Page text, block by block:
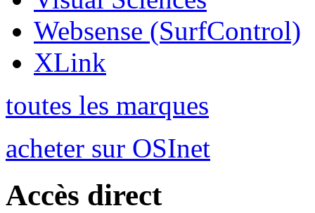
Websense (SurfControl)
XLink
toutes les marques
acheter sur OSInet
Accès direct